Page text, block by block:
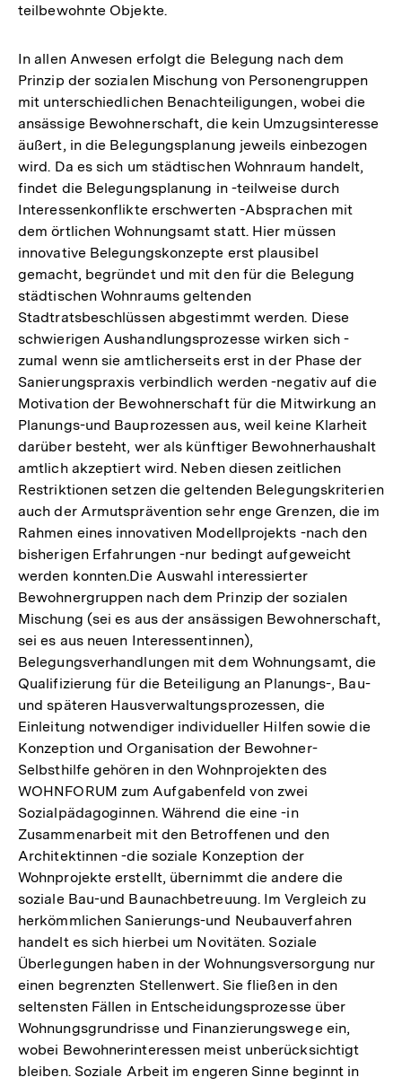
teilbewohnte Objekte.
In allen Anwesen erfolgt die Belegung nach dem
Prinzip der sozialen Mischung von Personengruppen
mit unterschiedlichen Benachteiligungen, wobei die
ansässige Bewohnerschaft, die kein Umzugsinteresse
äußert, in die Belegungsplanung jeweils einbezogen
wird. Da es sich um städtischen Wohnraum handelt,
findet die Belegungsplanung in -teilweise durch
Interessenkonflikte erschwerten -Absprachen mit
dem örtlichen Wohnungsamt statt. Hier müssen
innovative Belegungskonzepte erst plausibel
gemacht, begründet und mit den für die Belegung
städtischen Wohnraums geltenden
Stadtratsbeschlüssen abgestimmt werden. Diese
schwierigen Aushandlungsprozesse wirken sich -
zumal wenn sie amtlicherseits erst in der Phase der
Sanierungspraxis verbindlich werden -negativ auf die
Motivation der Bewohnerschaft für die Mitwirkung an
Planungs-und Bauprozessen aus, weil keine Klarheit
darüber besteht, wer als künftiger Bewohnerhaushalt
amtlich akzeptiert wird. Neben diesen zeitlichen
Restriktionen setzen die geltenden Belegungskriterien
auch der Armutsprävention sehr enge Grenzen, die im
Rahmen eines innovativen Modellprojekts -nach den
bisherigen Erfahrungen -nur bedingt aufgeweicht
werden konnten.Die Auswahl interessierter
Bewohnergruppen nach dem Prinzip der sozialen
Mischung (sei es aus der ansässigen Bewohnerschaft,
sei es aus neuen Interessentinnen),
Belegungsverhandlungen mit dem Wohnungsamt, die
Qualifizierung für die Beteiligung an Planungs-, Bau-
und späteren Hausverwaltungsprozessen, die
Einleitung notwendiger individueller Hilfen sowie die
Konzeption und Organisation der Bewohner-
Selbsthilfe gehören in den Wohnprojekten des
WOHNFORUM zum Aufgabenfeld von zwei
Sozialpädagoginnen. Während die eine -in
Zusammenarbeit mit den Betroffenen und den
Architektinnen -die soziale Konzeption der
Wohnprojekte erstellt, übernimmt die andere die
soziale Bau-und Baunachbetreuung. Im Vergleich zu
herkömmlichen Sanierungs-und Neubauverfahren
handelt es sich hierbei um Novitäten. Soziale
Überlegungen haben in der Wohnungsversorgung nur
einen begrenzten Stellenwert. Sie fließen in den
seltensten Fällen in Entscheidungsprozesse über
Wohnungsgrundrisse und Finanzierungswege ein,
wobei Bewohnerinteressen meist unberücksichtigt
bleiben. Soziale Arbeit im engeren Sinne beginnt inZum